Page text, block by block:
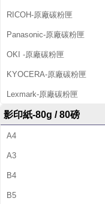
黑
白
高
速
網
路
三
合
一
RICOH-原廠碳粉匣
Panasonic-原廠碳粉匣
OKI -原廠碳粉匣
KYOCERA-原廠碳粉匣
Lexmark-原廠碳粉匣
影印紙-80g / 80磅
A4
A3
B4
B5